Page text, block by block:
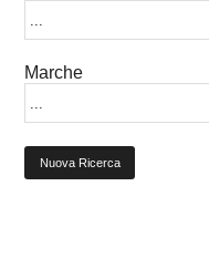
Marche
Nuova Ricerca